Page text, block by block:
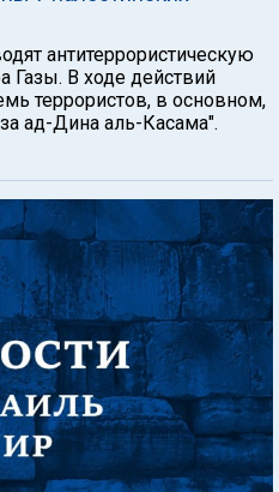
антитеррористическую
Газы. В ходе действий
террористов, в основном,
ад-Дина аль-Касама".